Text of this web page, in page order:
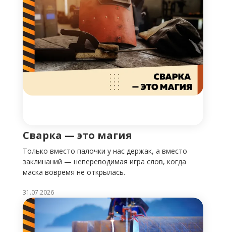
Сварка — это магия
Только вместо палочки у нас держак, а вместо
заклинаний — непереводимая игра слов, когда
маска вовремя не открылась.
31.07.2026